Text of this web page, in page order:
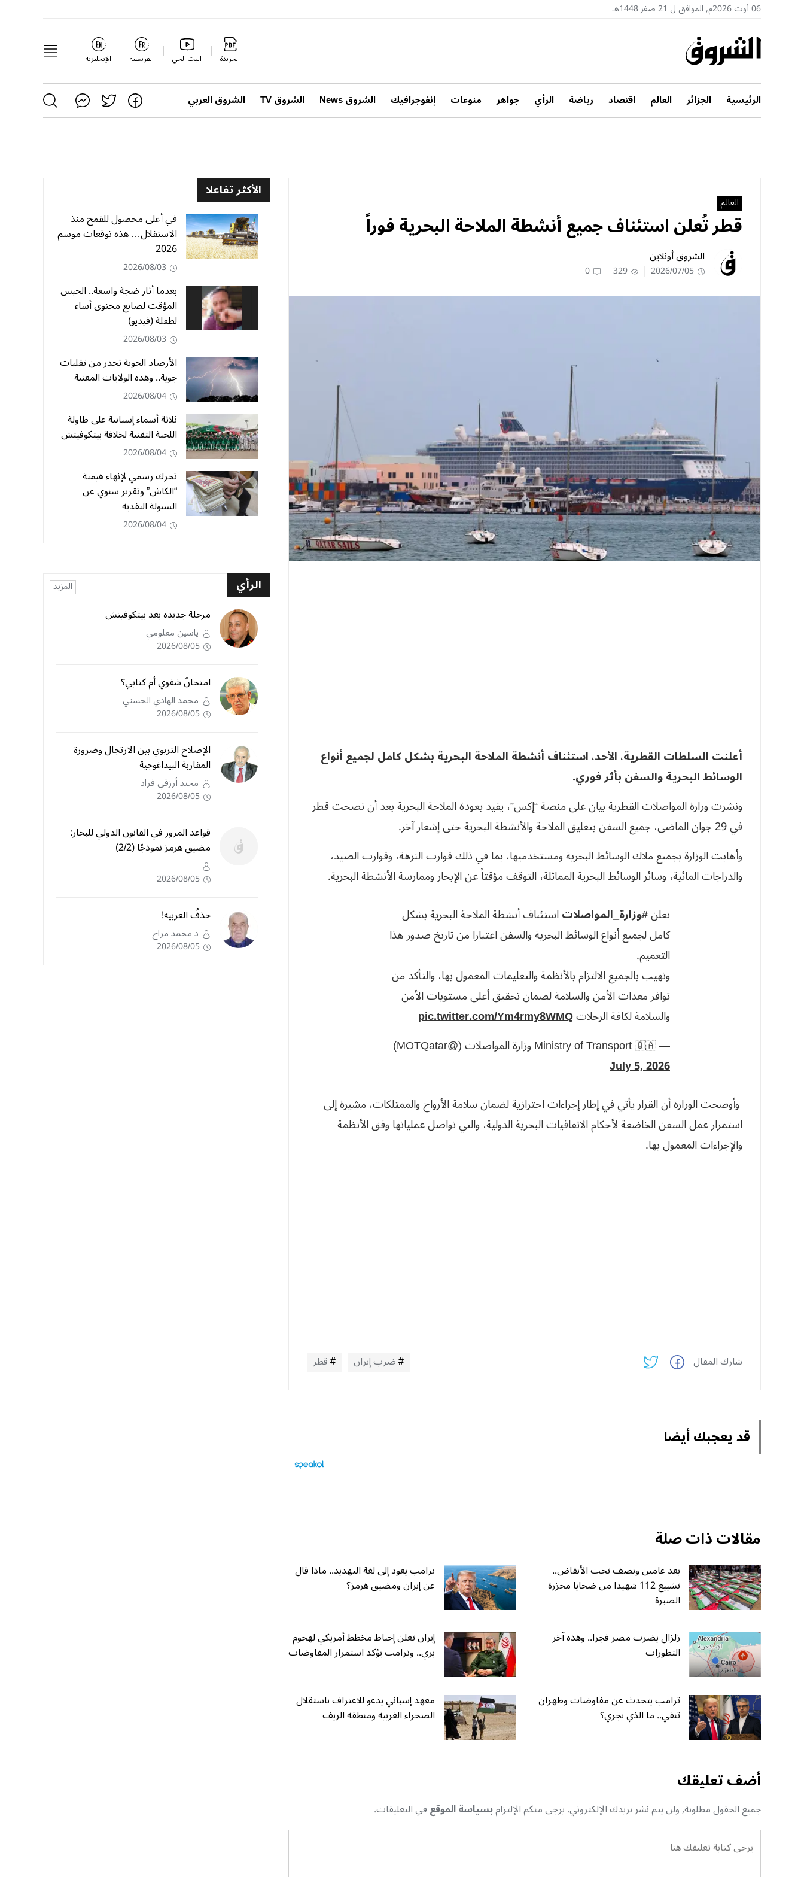
06 أوت 2026م, الموافق ل 21 صفر 1448هـ
الجريدة البث الحي الفرنسية الإنجليزية
الرئيسية الجزائر العالم اقتصاد رياضة الرأي جواهر منوعات إنفوجرافيك الشروق News الشروق TV الشروق العربي
العالم
قطر تُعلن استئناف جميع أنشطة الملاحة البحرية فوراً
الشروق أونلاين
2026/07/05
329
0
أعلنت ‌السلطات القطرية، الأحد، ‌استئناف أنشطة الملاحة ⁠البحرية بشكل كامل لجميع أنواع
الوسائط البحرية والسفن ​بأثر فوري.
ونشرت وزارة المواصلات ​القطرية بيان على منصة “إكس”، يفيد بعودة الملاحة البحرية ‌بعد أن نصحت قطر
⁠في 29 جوان الماضي، ​جميع ‌السفن بتعليق ‌الملاحة والأنشطة البحرية حتى ‌إشعار آخر.
وأهابت الوزارة بجميع ملاك الوسائط البحرية ومستخدميها، بما في ذلك قوارب النزهة، وقوارب الصيد،
والدراجات المائية، وسائر الوسائط البحرية المماثلة، التوقف مؤقتاً عن الإبحار وممارسة الأنشطة البحرية.
تعلن#وزارة_المواصلاتاستئناف أنشطة الملاحة البحرية بشكل
كامل لجميع أنواع الوسائط البحرية والسفن اعتبارا من تاريخ صدور هذا
التعميم.
وتهيب بالجميع الالتزام بالأنظمة والتعليمات المعمول بها، والتأكد من
توافر معدات الأمن والسلامة لضمان تحقيق أعلى مستويات الأمن
والسلامة لكافة الرحلاتpic.twitter.com/Ym4rmy8WMQ
— Ministry of Transport 🇶🇦 وزارة المواصلات (@MOTQatar)
July 5, 2026
وأوضحت الوزارة أن القرار يأتي في إطار إجراءات احترازية لضمان سلامة الأرواح والممتلكات، مشيرة إلى
استمرار عمل السفن الخاضعة لأحكام الاتفاقيات البحرية الدولية، والتي تواصل عملياتها وفق الأنظمة
والإجراءات المعمول بها.
شارك المقال ضرب إيران قطر
قد يعجبك أيضا
مقالات ذات صلة
بعد عامين ونصف تحت الأنقاض..
تشييع 112 شهيدا من ضحايا مجزرة
الصبرة
ترامب يعود إلى لغة التهديد.. ماذا قال
عن إيران ومضيق هرمز؟
زلزال يضرب مصر فجرا.. وهذه آخر
التطورات
إيران تعلن إحباط مخطط أمريكي لهجوم
بري.. وترامب يؤكد استمرار المفاوضات
ترامب يتحدث عن مفاوضات وطهران
تنفي.. ما الذي يجري؟
معهد إسباني يدعو للاعتراف باستقلال
الصحراء الغربية ومنطقة الريف
أضف تعليقك
جميع الحقول مطلوبة, ولن يتم نشر بريدك الإلكتروني. يرجى منكم الإلتزامبسياسة الموقعفي التعليقات.
الأكثر تفاعلا
في أعلى محصول للقمح منذ
الاستقلال… هذه توقعات موسم
2026
2026/08/03
بعدما أثار ضجة واسعة.. الحبس
المؤقت لصانع محتوى أساء
لطفلة (فيديو)
2026/08/03
الأرصاد الجوية تحذر من تقلبات
جوية.. وهذه الولايات المعنية
2026/08/04
ثلاثة أسماء إسبانية على طاولة
اللجنة التقنية لخلافة بيتكوفيتش
2026/08/04
تحرك رسمي لإنهاء هيمنة
“الكاش” وتقرير سنوي عن
السيولة النقدية
2026/08/04
الرأي المزيد
مرحلة جديدة بعد بيتكوفيتش
ياسين معلومي
2026/08/05
امتحانٌ شفوي أم كتابي؟
محمد الهادي الحسني
2026/08/05
الإصلاح التربوي بين الارتجال وضرورة
المقاربة البيداغوجية
محند أرزقي فراد
2026/08/05
قواعد المرور في القانون الدولي للبحار:
مضيق هرمز نموذجًا (2/2)
2026/08/05
حذفُ العربية!
د محمد مراح
2026/08/05